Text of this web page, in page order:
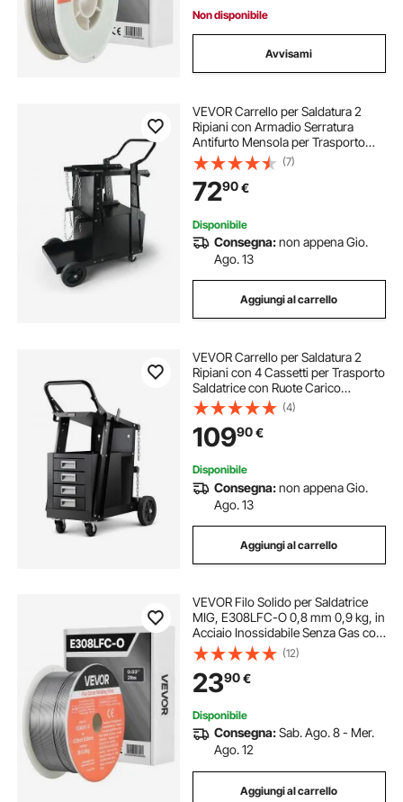
Non disponibile
Avvisami
VEVOR Carrello per Saldatura 2
Ripiani con Armadio Serratura
Antifurto Mensola per Trasporto
Saldatrice con Ruote Carico
Massimo 80-120 kg Carrello Ideale
per Attrezzatura di Saldatura MIG
TIG ARC MMA
(7)
7290€
Disponibile
Consegna:non appena Gio.
Ago. 13
Aggiungi al carrello
VEVOR Carrello per Saldatura 2
Ripiani con 4 Cassetti per Trasporto
Saldatrice con Ruote Carico
Massimo 100-120 kg Carrello per
Attrezzatura di Saldatura con 2
Portabombole di Gas Catene di
Sicurezza
(4)
10990€
Disponibile
Consegna:non appena Gio.
Ago. 13
Aggiungi al carrello
VEVOR Filo Solido per Saldatrice
MIG, E308LFC-O 0,8 mm 0,9 kg, in
Acciaio Inossidabile Senza Gas con
Pochi Schizzi per Saldatura ad Arco
in Tutte le Posizioni, Autoprotetto
per Uso Esterno
(12)
2390€
Disponibile
Consegna:Sab. Ago. 8 - Mer.
Ago. 12
Aggiungi al carrello